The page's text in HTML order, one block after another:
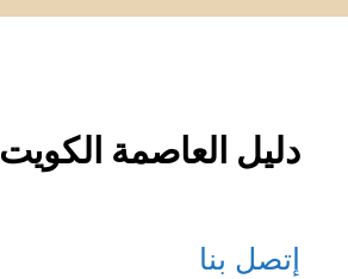
دليل العاصمة الكويت
إتصل بنا